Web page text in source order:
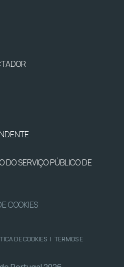
DO SERVIÇO PÚBLICO DE
COOKIES
DE COOKIES | TERMOS E